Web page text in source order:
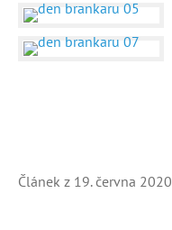
Článek z 19. června 2020